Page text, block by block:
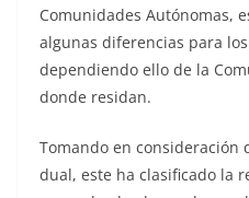
Comunidades Autónomas,
algunas diferencias para
dependiendo ello de la
donde residan.
Tomando en consideración
dual, este ha clasificado la